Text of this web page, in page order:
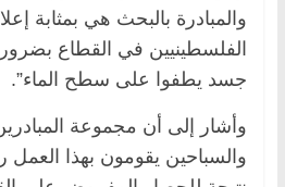
والمبادرة بالبحث هي بمثابة
الفلسطينيين في القطاع بضرورة
جسد يطفوا على سطح الماء”.
وأشار إلى أن مجموعة
والسباحين يقومون بهذا العمل